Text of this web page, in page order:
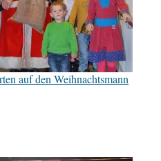
auf den Weihnachtsmann